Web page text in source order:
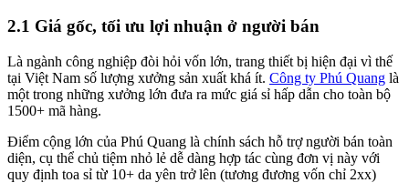
2.1 Giá gốc, tối ưu lợi nhuận ở người bán
Là ngành công nghiệp đòi hỏi vốn lớn, trang thiết bị hiện đại vì thế
tại Việt Nam số lượng xưởng sản xuất khá ít. Công ty Phú Quang là
một trong những xưởng lớn đưa ra mức giá sỉ hấp dẫn cho toàn bộ
1500+ mã hàng.
Điểm cộng lớn của Phú Quang là chính sách hỗ trợ người bán toàn
diện, cụ thể chủ tiệm nhỏ lẻ dễ dàng hợp tác cùng đơn vị này với
quy định toa sỉ từ 10+ da yên trở lên (tương đương vốn chỉ 2xx)